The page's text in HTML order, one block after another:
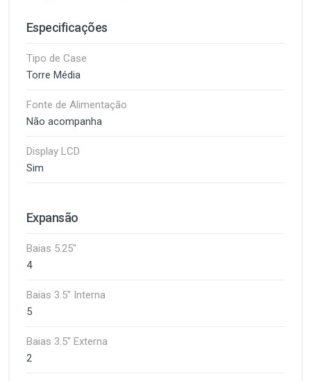
Especificações
Tipo de Case
Torre Média
Fonte de Alimentação
Não acompanha
Display LCD
Sim
Expansão
Baias 5.25"
4
Baias 3.5" Interna
5
Baias 3.5" Externa
2